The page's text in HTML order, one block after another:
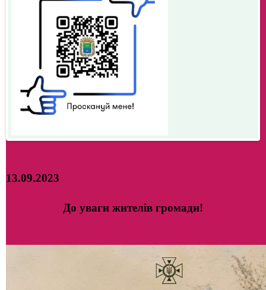
13.09.2023
До уваги жителів громади!